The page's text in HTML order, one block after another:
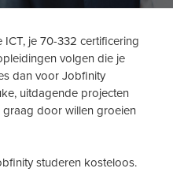
ICT, je 70-332 certificering
volgen die je
dan voor Jobfinity
uitdagende projecten
door willen groeien
studeren kosteloos.